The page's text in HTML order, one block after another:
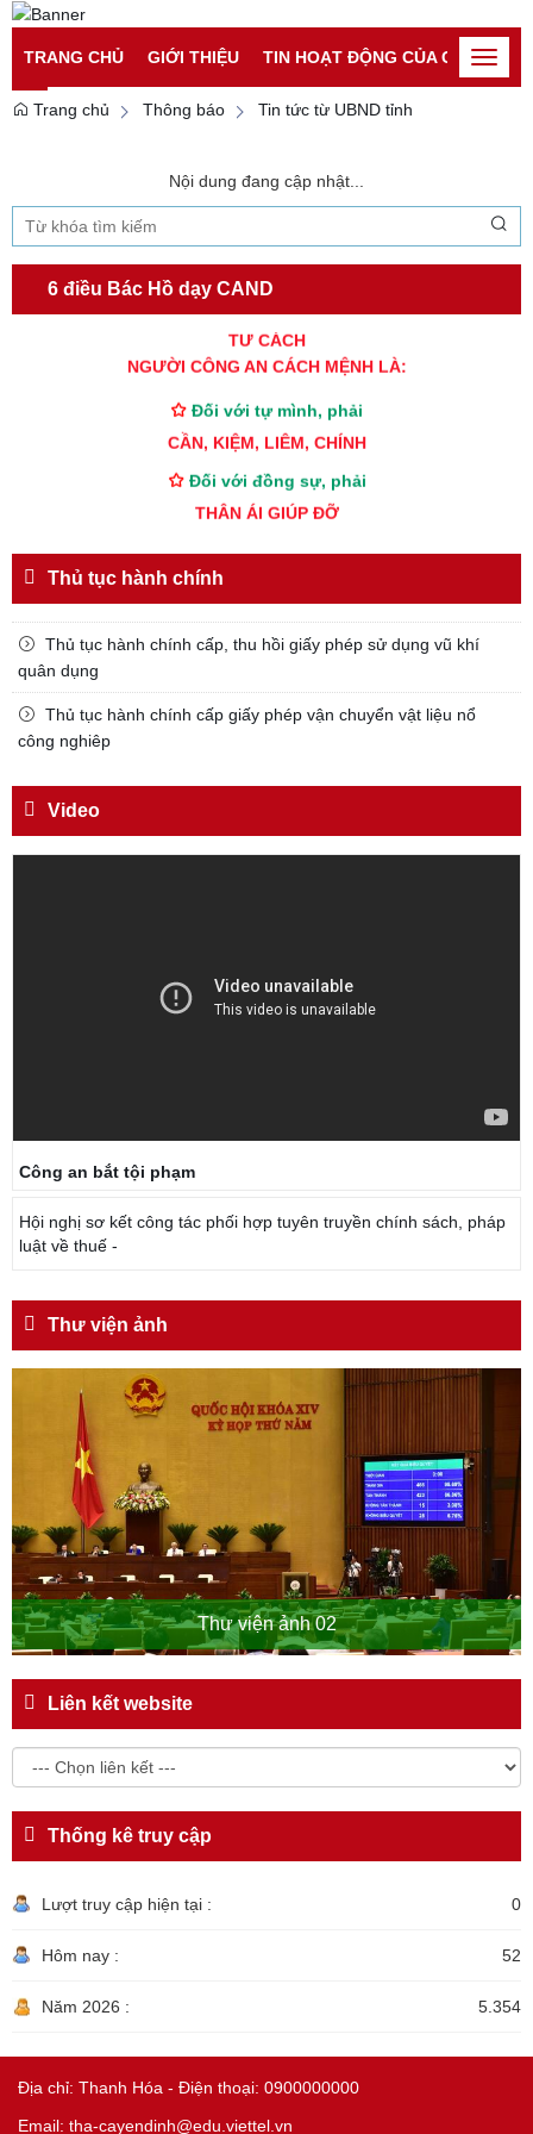
Đăng nhập
Đăng ký
TRANG CHỦ
GIỚI THIỆU TIN HOẠT ĐỘNG CỦA CATPToggle
Trang chủ
Thông báo Tin tức từ UBND tỉnh
Nội dung đang cập nhật...
6 điều Bác Hồ dạy CAND
TƯ CÁCH
NGƯỜI CÔNG AN CÁCH MỆNH LÀ:
Đối với tự mình, phải
CẦN, KIỆM, LIÊM, CHÍNH
Đối với đồng sự, phải
THÂN ÁI GIÚP ĐỠ
TUYỆT ĐỐI TRUNG THÀNH
KÍNH TRỌNG LỄ PHÉP
TẬN TỤY
CƯƠNG QUYẾT, KHÔN KHÉO
gửi Công an Khu XII,
Thủ tục hành chính
Thủ tục hành chính cấp, thu hồi giấy phép sử dụng vũ khí
quân dụng
Thủ tục hành chính cấp giấy phép vận chuyển vật liệu nổ
công nghiêp
Video
Công an bắt tội phạm
Hội nghị sơ kết công tác phối hợp tuyên truyền chính sách, pháp
luật về thuế -
Thư viện ảnh
Thư viện ảnh 02
Liên kết website
Thống kê truy cập
Lượt truy cập hiện tại : 0
Hôm nay : 52
Năm 2026 : 5.354
Địa chỉ: Thanh Hóa - Điện thoại: 0900000000
Email: tha-cayendinh@edu.viettel.vn